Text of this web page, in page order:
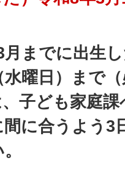
までに出生
曜日）まで
子ども家庭
に合うよう3